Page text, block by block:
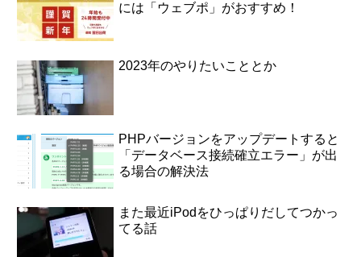
には「ウェブポ」がおすすめ！
2023年のやりたいこととか
PHPバージョンをアップデートすると
「データベース接続確立エラー」が出
る場合の解決法
また最近iPodをひっぱりだしてつかっ
てる話